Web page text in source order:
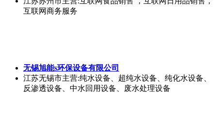
互联网商务服务
无锡旭能s环保设备有限公司
江苏无锡市主营:纯水设备、超纯水设备、纯化水设备、
反渗透设备、中水回用设备、废水处理设备